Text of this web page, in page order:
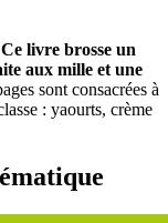
Ce livre brosse un
aux mille et une
sont consacrées à
: yaourts, crème